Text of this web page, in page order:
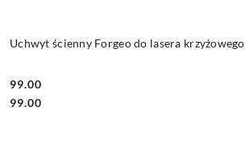
Uchwyt ścienny Forgeo do lasera krzyżowego
Cena:
99.00
Cena:
99.00